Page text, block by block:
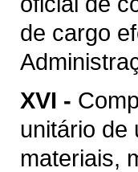
de cargo
XVI -
unitário de
materiais,